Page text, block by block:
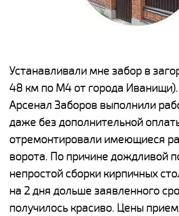
Устанавливали мне забор в
48 км по М4 от города Иванищи).
Арсенал Заборов выполнили
даже без дополнительной
отремонтировали имеющиеся
ворота. По причине дождливой
непростой сборки кирпичных
на 2 дня дольше заявленного
получилось красиво. Цены